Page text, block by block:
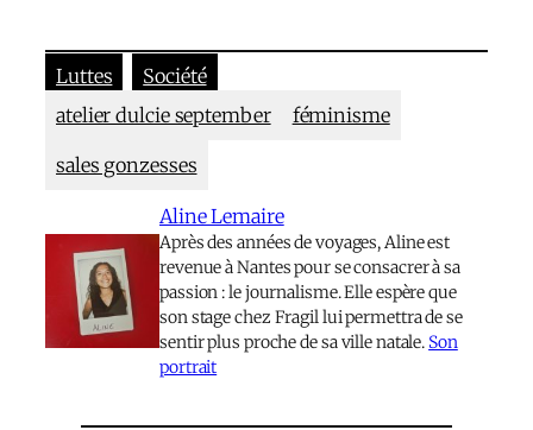
Luttes
Société
atelier dulcie september
féminisme
sales gonzesses
Aline Lemaire
Après des années de voyages, Aline est
revenue à Nantes pour se consacrer à sa
passion : le journalisme. Elle espère que
son stage chez Fragil lui permettra de se
sentir plus proche de sa ville natale. Son
portrait